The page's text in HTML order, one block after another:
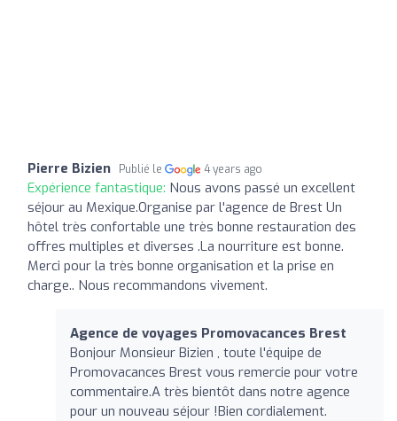
Pierre Bizien Publié le 4 years ago
Expérience fantastique: Nous avons passé un excellent
séjour au Mexique.Organise par l'agence de Brest Un
hôtel très confortable une très bonne restauration des
offres multiples et diverses .La nourriture est bonne.
Merci pour la très bonne organisation et la prise en
charge.. Nous recommandons vivement.
Agence de voyages Promovacances Brest
Bonjour Monsieur Bizien , toute l'équipe de
Promovacances Brest vous remercie pour votre
commentaire.A très bientôt dans notre agence
pour un nouveau séjour !Bien cordialement.